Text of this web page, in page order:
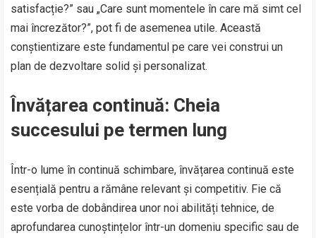
satisfacție?” sau „Care sunt momentele în care mă simt cel
mai încrezător?”, pot fi de asemenea utile. Această
conștientizare este fundamentul pe care vei construi un
plan de dezvoltare solid și personalizat.
Învățarea continuă: Cheia
succesului pe termen lung
Într-o lume în continuă schimbare, învățarea continuă este
esențială pentru a rămâne relevant și competitiv. Fie că
este vorba de dobândirea unor noi abilități tehnice, de
aprofundarea cunoștințelor într-un domeniu specific sau de